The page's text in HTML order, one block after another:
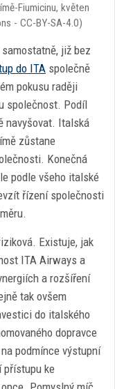
Fiumicinu, květen
- CC-BY-SA-4.0)
již bez
do ITA společně
pokusu raději
společnost. Podíl
navyšovat. Italská
zůstane
Konečná
podle všeho italské
řízení společnosti
Existuje, jak
ITA Airways a
a rozšíření
tak ovšem
do italského
dopravce
podmínce výstupní
přístupu ke